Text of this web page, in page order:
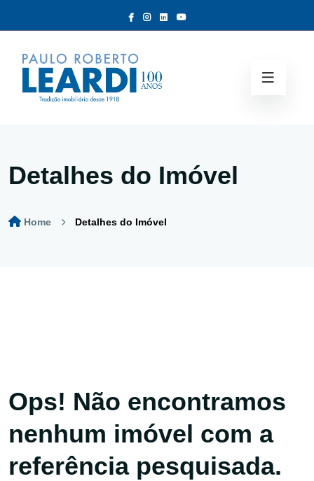
Detalhes do Imóvel
Home Detalhes do Imóvel
Ops! Não encontramos
nenhum imóvel com a
referência pesquisada.